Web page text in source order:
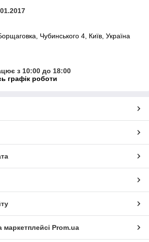
Чубинського 4, Київ, Україна
з 10:00 до 18:00
графік роботи
маркетплейсі Prom.ua